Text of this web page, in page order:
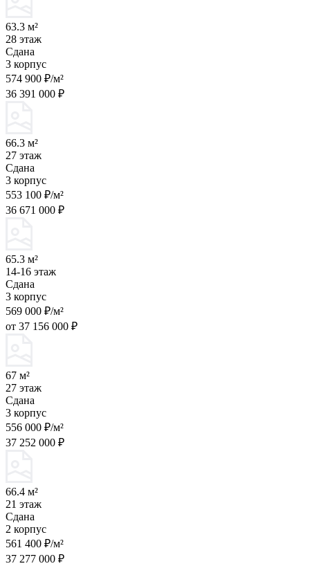
63.3 м²
28 этаж
Сдана
3 корпус
574 900 ₽/м²
36 391 000 ₽
66.3 м²
27 этаж
Сдана
3 корпус
553 100 ₽/м²
36 671 000 ₽
65.3 м²
14-16 этаж
Сдана
3 корпус
569 000 ₽/м²
от 37 156 000 ₽
67 м²
27 этаж
Сдана
3 корпус
556 000 ₽/м²
37 252 000 ₽
66.4 м²
21 этаж
Сдана
2 корпус
561 400 ₽/м²
37 277 000 ₽